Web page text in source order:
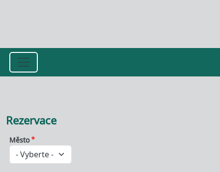
Přejít k hlavnímu obsahu
Rezervace
Město